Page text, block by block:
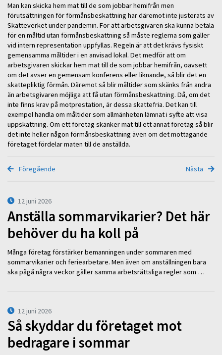
Man kan skicka hem mat till de som jobbar hemifrån men
förutsättningen för förmånsbeskattning har däremot inte justerats av
Skatteverket under pandemin. För att arbetsgivaren ska kunna betala
för en måltid utan förmånsbeskattning så måste reglerna som gäller
vid intern representation uppfyllas. Regeln är att det krävs fysiskt
gemensamma måltider i en anvisad lokal. Det medför att om
arbetsgivaren skickar hem mat till de som jobbar hemifrån, oavsett
om det avser en gemensam konferens eller liknande, så blir det en
skattepliktig förmån. Däremot så blir måltider som skänks från andra
än arbetsgivaren möjliga att få utan förmånsbeskattning. Då, om det
inte finns krav på motprestation, är dessa skattefria. Det kan till
exempel handla om måltider som allmänheten lämnat i syfte att visa
uppskattning. Om ett företag skänker mat till ett annat företag så blir
det inte heller någon förmånsbeskattning även om det mottagande
företaget fördelar maten till de anställda.
Föregående Nästa
12 juni 2026
Anställa sommarvikarier? Det här
behöver du ha koll på
Många företag förstärker bemanningen under sommaren med
sommarvikarier och feriearbetare. Men även om anställningen bara
ska pågå några veckor gäller samma arbetsrättsliga regler som …
12 juni 2026
Så skyddar du företaget mot
bedragare i sommar